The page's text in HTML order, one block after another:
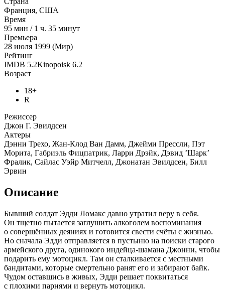
Франция, США
Время
95 мин / 1 ч. 35 минут
Премьера
28 июля 1999 (Мир)
Рейтинг
IMDB 5.2Kinopoisk 6.2
Возраст
18+
R
Режиссер
Джон Г. Эвилдсен
Актеры
Дэнни Трехо, Жан-Клод Ван Дамм, Джейми Прессли, Пэт
Морита, Габриэль Фицпатрик, Ларри Дрэйк, Дэвид ’Шарк’
Фралик, Сайлас Уэйр Митчелл, Джонатан Эвилдсен, Билл
Эрвин
Описание
Бывший солдат Эдди Ломакс давно утратил веру в себя.
Он тщетно пытается заглушить алкоголем воспоминания
о совершённых деяниях и готовится свести счёты с жизнью.
Но сначала Эдди отправляется в пустыню на поиски старого
армейского друга, одинокого индейца-шамана Джонни, чтобы
подарить ему мотоцикл. Там он сталкивается с местными
бандитами, которые смертельно ранят его и забирают байк.
Чудом оставшись в живых, Эдди решает поквитаться
с плохими парнями и вернуть мотоцикл.